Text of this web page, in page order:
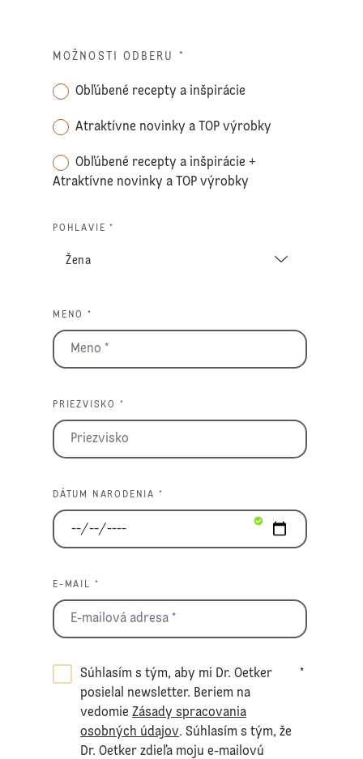
MOŽNOSTI ODBERU *
Obľúbené recepty a inšpirácie
Atraktívne novinky a TOP výrobky
Obľúbené recepty a inšpirácie +
Atraktívne novinky a TOP výrobky
POHLAVIE *
MENO *
PRIEZVISKO *
DÁTUM NARODENIA *
E-MAIL *
Súhlasím s tým, aby mi Dr. Oetker
posielal newsletter. Beriem na
vedomieZásady spracovania
osobných údajov. Súhlasím s tým, že
Dr. Oetker zdieľa moju e-mailovú
*